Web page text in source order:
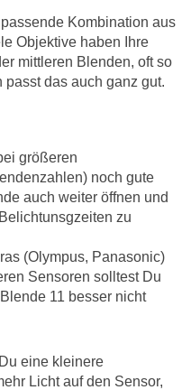
Kombination aus
Objektive haben Ihre
mittleren Blenden, oft so
passt das auch ganz gut.
größeren
noch gute
auch weiter öffnen und
zu
(Olympus, Panasonic)
Sensoren solltest Du
Blende 11 besser nicht
eine kleinere
Licht auf den Sensor,